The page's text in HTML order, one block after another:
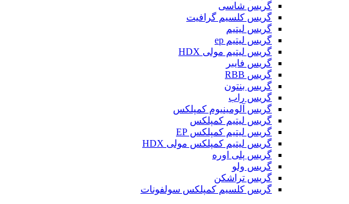
گریس شاسی
گریس کلسیم گرافیت
گریس لیتیم
گریس لیتیم ep
گریس لیتیم مولی HDX
گریس فایبر
گریس RBB
گریس بنتون
گریس راب
گریس آلومینیوم کمپلکس
گریس لیتیم کمپلکس
گریس لیتیم کمپلکس EP
گریس لیتیم کمپلکس مولی HDX
گریس پلی اوره
گریس ولو
گریس تراشکن
گریس کلسیم کمپلکس سولفونات